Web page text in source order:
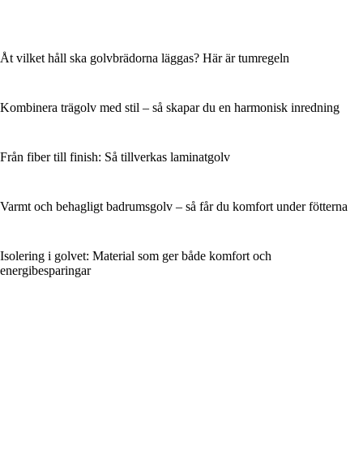
Åt vilket håll ska golvbrädorna läggas? Här är tumregeln
Kombinera trägolv med stil – så skapar du en harmonisk inredning
Från fiber till finish: Så tillverkas laminatgolv
Varmt och behagligt badrumsgolv – så får du komfort under fötterna
Isolering i golvet: Material som ger både komfort och
energibesparingar